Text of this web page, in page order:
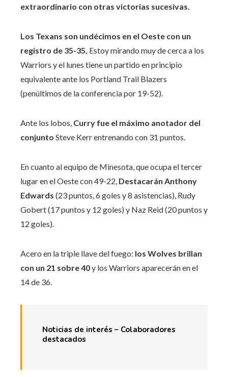
extraordinario con otras victorias sucesivas.
Los Texans son undécimos en el Oeste con un
registro de 35-35, Estoy mirando muy de cerca a los
Warriors y el lunes tiene un partido en principio
equivalente ante los Portland Trail Blazers
(penúltimos de la conferencia por 19-52).
Ante los lobos, Curry fue el máximo anotador del
conjunto Steve Kerr entrenando con 31 puntos.
En cuanto al equipo de Minesota, que ocupa el tercer
lugar en el Oeste con 49-22, Destacarán Anthony
Edwards (23 puntos, 6 goles y 8 asistencias), Rudy
Gobert (17 puntos y 12 goles) y Naz Reid (20 puntos y
12 goles).
Acero en la triple llave del fuego: los Wolves brillan
con un 21 sobre 40y los Warriors aparecerán en el
14 de 36.
Noticias de interés – Colaboradores
destacados